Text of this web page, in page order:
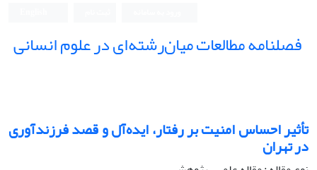
فصلنامه مطالعات میان‌رشته‌ای در علوم انسانی
تأثیر احساس امنیت بر رفتار، ایده‌آل و قصد فرزندآوری
در تهران